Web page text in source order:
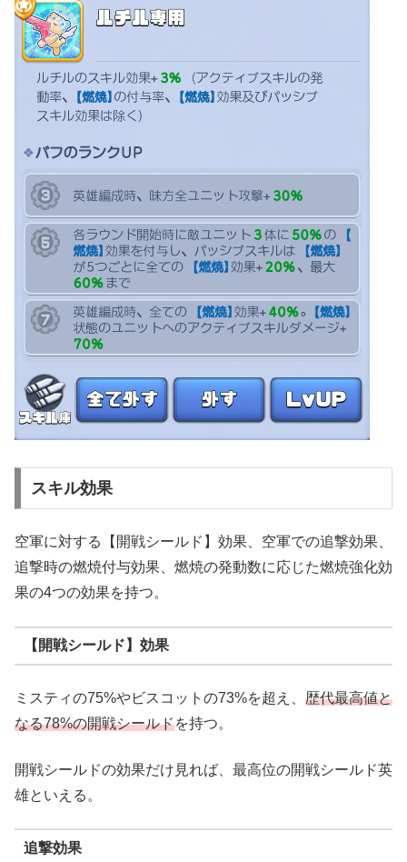
スキル効果
空軍に対する【開戦シールド】効果、空軍での追撃効果、
追撃時の燃焼付与効果、燃焼の発動数に応じた燃焼強化効
果の4つの効果を持つ。
【開戦シールド】効果
ミスティの75%やビスコットの73%を超え、 歴代最高値と
なる78%の開戦シールドを持つ。
開戦シールドの効果だけ見れば、最高位の開戦シールド英
雄といえる。
追撃効果